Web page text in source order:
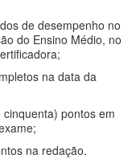
de desempenho no
do Ensino Médio, no
na data da
pontos em
na redação.